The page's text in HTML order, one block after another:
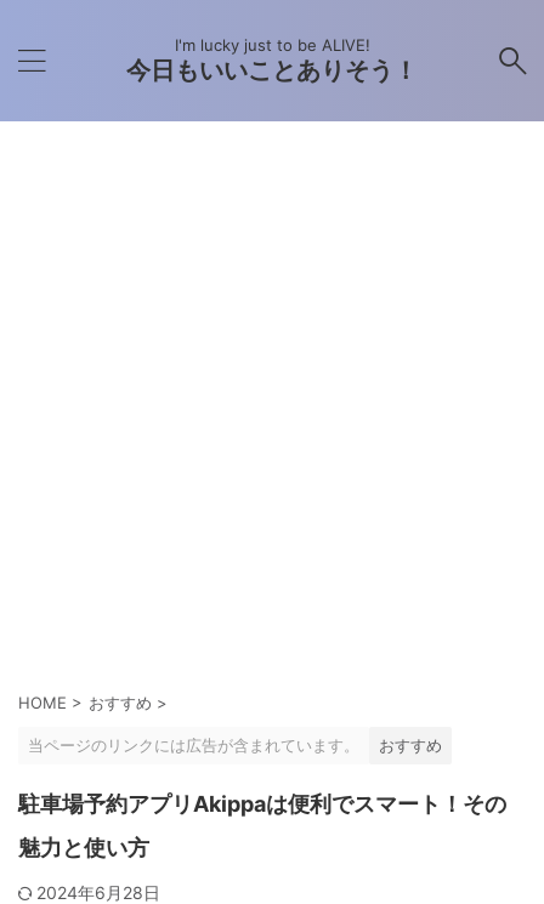
I'm lucky just to be ALIVE!
今日もいいことありそう！
HOME > おすすめ >
当ページのリンクには広告が含まれています。 おすすめ
駐車場予約アプリAkippaは便利でスマート！その
魅力と使い方
2024年6月28日